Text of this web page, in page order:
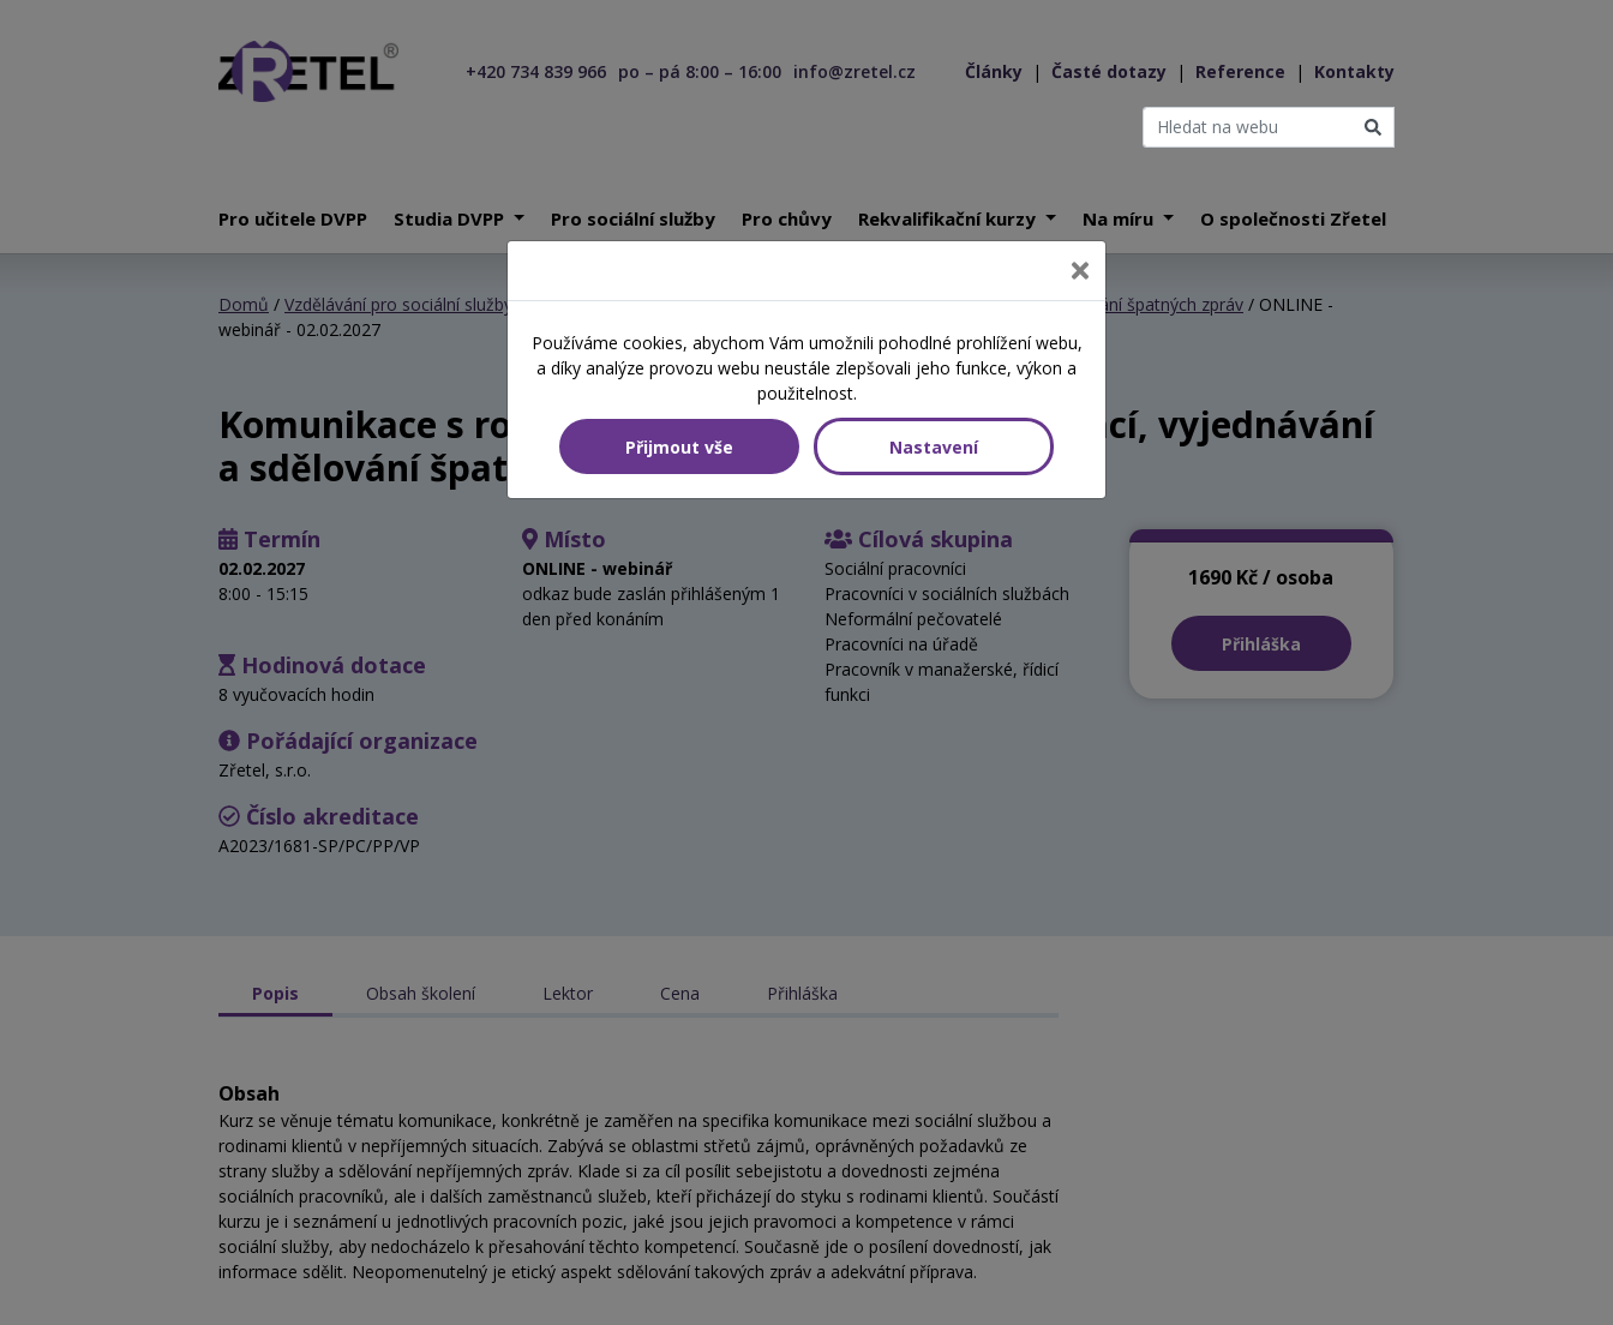
+420 734 839 966 po – pá 8:00 – 16:00 info@zretel.cz Články | Časté dotazy | Reference | Kontakty
Pro učitele DVPP Studia DVPP Pro sociální služby Pro chůvy Rekvalifikační kurzy Na míru O společnosti Zřetel
Domů / Vzdělávání pro sociální služby/Komunikace s rodinou klienta - Předávání informací, vyjednávání a sdělování špatných zpráv / ONLINE -
webinář - 02.02.2027
Komunikace s rodinou klienta - Předávání informací, vyjednávání
a sdělování špatných zpráv
Termín
02.02.2027
8:00 - 15:15
Místo
ONLINE - webinář
odkaz bude zaslán přihlášeným 1
den před konáním
Hodinová dotace
8 vyučovacích hodin
Pořádající organizace
Zřetel, s.r.o.
Číslo akreditace
A2023/1681-SP/PC/PP/VP
Cílová skupina
Sociální pracovníci
Pracovníci v sociálních službách
Neformální pečovatelé
Pracovníci na úřadě
Pracovník v manažerské, řídicí
funkci
1690 Kč / osoba
Přihláška
Popis Obsah školení Lektor Cena Přihláška
Obsah
Kurz se věnuje tématu komunikace, konkrétně je zaměřen na specifika komunikace mezi sociální službou a
rodinami klientů v nepříjemných situacích. Zabývá se oblastmi střetů zájmů, oprávněných požadavků ze
strany služby a sdělování nepříjemných zpráv. Klade si za cíl posílit sebejistotu a dovednosti zejména
sociálních pracovníků, ale i dalších zaměstnanců služeb, kteří přicházejí do styku s rodinami klientů. Součástí
kurzu je i seznámení u jednotlivých pracovních pozic, jaké jsou jejich pravomoci a kompetence v rámci
sociální služby, aby nedocházelo k přesahování těchto kompetencí. Současně jde o posílení dovedností, jak
informace sdělit. Neopomenutelný je etický aspekt sdělování takových zpráv a adekvátní příprava.
Používáme cookies, abychom Vám umožnili pohodlné prohlížení webu,
a díky analýze provozu webu neustále zlepšovali jeho funkce, výkon a
použitelnost.
Přijmout vše Nastavení